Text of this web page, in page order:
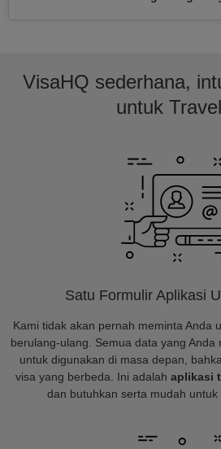
VisaHQ sederhana,
untuk
Satu Formulir Aplikasi
Kami tidak akan pernah meminta Anda
berulang-ulang. Semua data yang Anda
untuk digunakan di masa depan,
visa yang berbeda. Ini adalah aplikasi
dan butuhkan serta mudah untuk